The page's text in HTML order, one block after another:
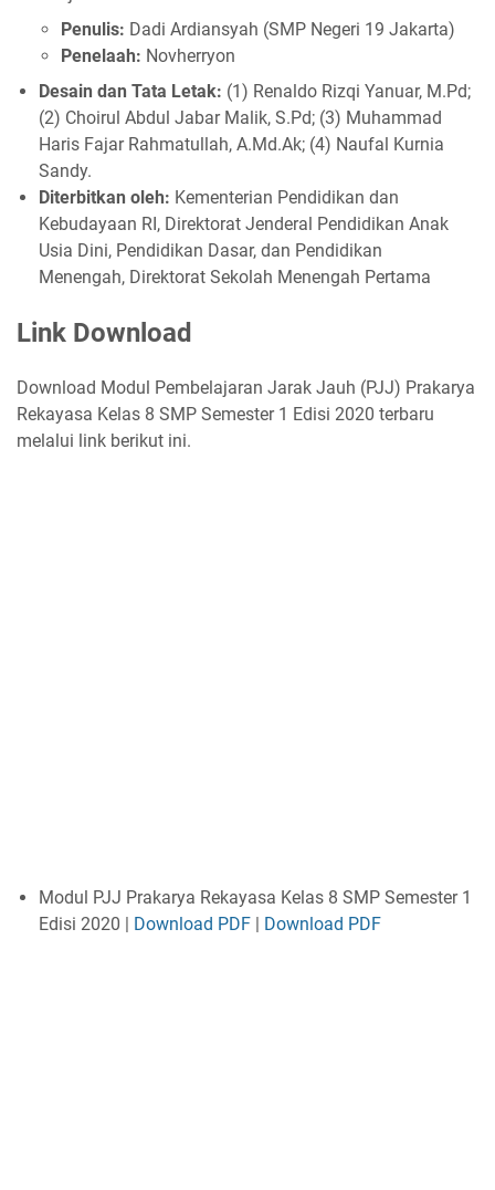
Penulis: Dadi Ardiansyah (SMP Negeri 19 Jakarta)
Penelaah: Novherryon
Desain dan Tata Letak: (1) Renaldo Rizqi Yanuar, M.Pd;
(2) Choirul Abdul Jabar Malik, S.Pd; (3) Muhammad
Haris Fajar Rahmatullah, A.Md.Ak; (4) Naufal Kurnia
Sandy.
Diterbitkan oleh: Kementerian Pendidikan dan
Kebudayaan RI, Direktorat Jenderal Pendidikan Anak
Usia Dini, Pendidikan Dasar, dan Pendidikan
Menengah, Direktorat Sekolah Menengah Pertama
Link Download
Download Modul Pembelajaran Jarak Jauh (PJJ) Prakarya
Rekayasa Kelas 8 SMP Semester 1 Edisi 2020 terbaru
melalui link berikut ini.
Modul PJJ Prakarya Rekayasa Kelas 8 SMP Semester 1
Edisi 2020 | Download PDF | Download PDF